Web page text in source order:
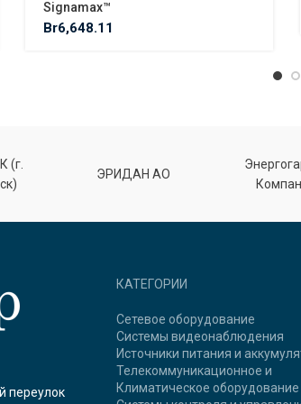
Signamax™
Br6,648.11
(г.
ЭРИДАН АО
переулок
КАТЕГОРИИ
Сетевое оборудование
Системы видеонаблюдения
Источники питания и
Телекоммуникационное и
Климатическое оборудование